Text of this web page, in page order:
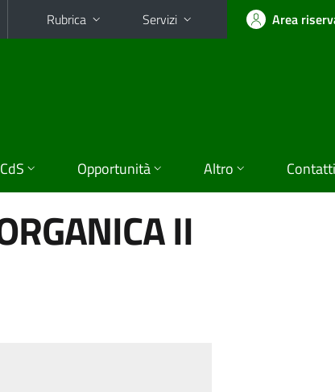
Rubrica Servizi Area
Opportunità Altro Contatti
II